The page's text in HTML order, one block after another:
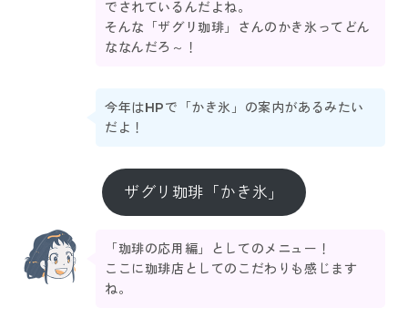
でされているんだよね。
そんな「ザグリ珈琲」さんのかき氷ってどん
ななんだろ～！
今年はHPで「かき氷」の案内があるみたい
だよ！
ザグリ珈琲「かき氷」
「珈琲の応用編」としてのメニュー！
ここに珈琲店としてのこだわりも感じます
ね。